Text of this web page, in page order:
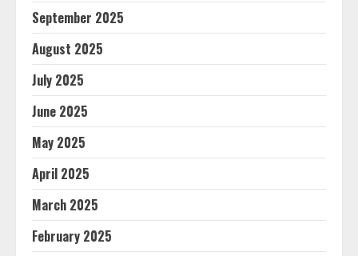
September 2025
August 2025
July 2025
June 2025
May 2025
April 2025
March 2025
February 2025